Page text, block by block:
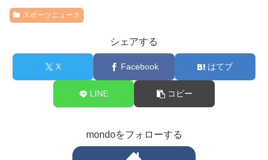
スポーツニュース
シェアする
X Facebook はてブ
LINE コピー
mondoをフォローする